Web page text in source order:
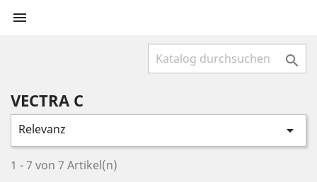


VECTRA C
Relevanz 
1 - 7 von 7 Artikel(n)